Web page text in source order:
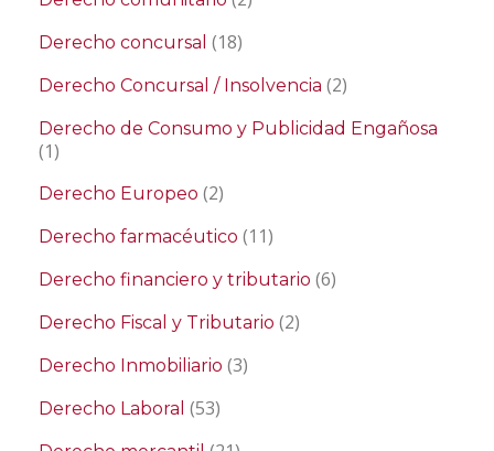
Derecho concursal (18)
Derecho Concursal / Insolvencia (2)
Derecho de Consumo y Publicidad Engañosa
(1)
Derecho Europeo (2)
Derecho farmacéutico (11)
Derecho financiero y tributario (6)
Derecho Fiscal y Tributario (2)
Derecho Inmobiliario (3)
Derecho Laboral (53)